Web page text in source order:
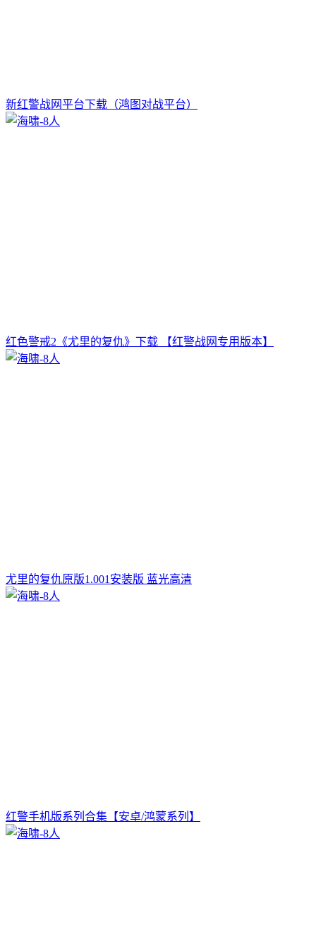
新红警战网平台下载（鸿图对战平台）
红色警戒2《尤里的复仇》下载 【红警战网专用版本】
尤里的复仇原版1.001安装版 蓝光高清
红警手机版系列合集【安卓/鸿蒙系列】